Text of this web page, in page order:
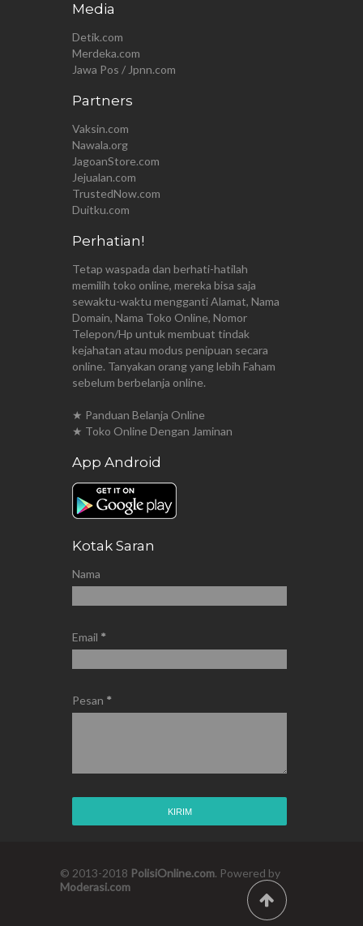
Media
Detik.com
Merdeka.com
Jawa Pos / Jpnn.com
Partners
Vaksin.com
Nawala.org
JagoanStore.com
Jejualan.com
TrustedNow.com
Duitku.com
Perhatian!
Tetap waspada dan berhati-hatilah
memilih toko online, mereka bisa saja
sewaktu-waktu mengganti Alamat, Nama
Domain, Nama Toko Online, Nomor
Telepon/Hp untuk membuat tindak
kejahatan atau modus penipuan secara
online. Tanyakan orang yang lebih Faham
sebelum berbelanja online.
★ Panduan Belanja Online
★ Toko Online Dengan Jaminan
App Android
Kotak Saran
Nama
Email *
Pesan *
© 2013-2018 PolisiOnline.com. Powered by
Moderasi.com